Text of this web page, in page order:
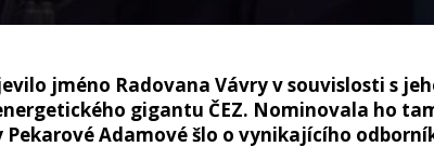
jméno Radovana Vávry v souvislosti s
gigantu ČEZ. Nominovala ho
Adamové šlo o vynikajícího